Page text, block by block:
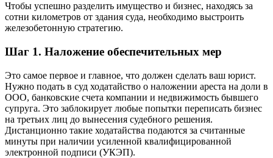
Чтобы успешно разделить имущество и бизнес, находясь за
сотни километров от здания суда, необходимо выстроить
железобетонную стратегию.
Шаг 1. Наложение обеспечительных мер
Это самое первое и главное, что должен сделать ваш юрист.
Нужно подать в суд ходатайство о наложении ареста на доли в
ООО, банковские счета компании и недвижимость бывшего
супруга. Это заблокирует любые попытки переписать бизнес
на третьих лиц до вынесения судебного решения.
Дистанционно такие ходатайства подаются за считанные
минуты при наличии усиленной квалифицированной
электронной подписи (УКЭП).